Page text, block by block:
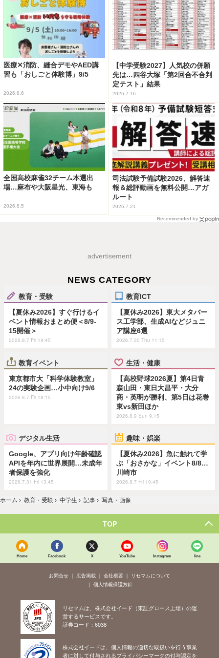
医療✕消防、縫合デモやAED講
習も「おしごと体験博」9/5
2026.8.6
【中学受験2027】人気校の併願
先は…四谷大塚「第2回合不合判
定テスト」結果
2026.7.16
全国高校麻雀32チーム本選出
場…麻布や大阪星光、東海も
2026.8.5
司法試験予備試験2026、解答速
報＆総評動画を無料公開…アガ
ルート
2026.7.21
Recommended by
advertisement
NEWS CATEGORY
教育・受験
【夏休み2026】すぐ行けるイ
ベント情報おまとめ便＜8/9-
15開催＞
2026.8.7 Fri 19:45
教育ICT
【夏休み2026】東大メタバー
ス工学部、生成AIなどジュニ
ア講座6選
2026.7.30 Thu 11:15
教育イベント
東京都市大「科学体験教室」
24の実験企画…小中向け9/6
2026.8.7 Fri 18:15
生活・健康
【高校野球2026夏】第4日青
森山田・東日大昌平・大分
商・英明が勝利、第5日は花巻
東vs新田ほか
2026.8.9 Sun 9:15
デジタル生活
Google、アプリ向け年齢確認
APIを年内に世界展開…未成年
者保護を強化
2026.7.31 Fri 13:45
趣味・娯楽
【夏休み2026】魚に触れて学
ぶ「おさかな」イベント8/8…
川崎市
2026.8.7 Fri 10:45
ホーム › 教育・受験 › 中学生 › 記事 › 写真・画像
TOP
Home Facebook X YouTube Instagram line
お問合せ 広告掲載 会社概要
リセマムについて
個人情報保護方針
リセマムは、株式会社イード（東証グロース上場）の運
営するサービスです。
証券コード：6038
株式会社イードは、個人情報の適切な取扱いを行う事業
者に対して付与されるプライバシーマークの付与認定を